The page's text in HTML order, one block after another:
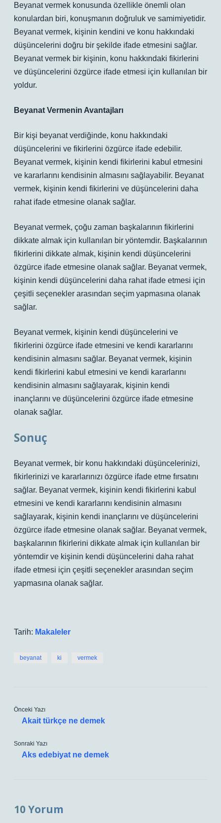
Beyanat vermek konusunda özellikle önemli olan
konulardan biri, konuşmanın doğruluk ve samimiyetidir.
Beyanat vermek, kişinin kendini ve konu hakkındaki
düşüncelerini doğru bir şekilde ifade etmesini sağlar.
Beyanat vermek bir kişinin, konu hakkındaki fikirlerini
ve düşüncelerini özgürce ifade etmesi için kullanılan bir
yoldur.
Beyanat Vermenin Avantajları
Bir kişi beyanat verdiğinde, konu hakkındaki
düşüncelerini ve fikirlerini özgürce ifade edebilir.
Beyanat vermek, kişinin kendi fikirlerini kabul etmesini
ve kararlarını kendisinin almasını sağlayabilir. Beyanat
vermek, kişinin kendi fikirlerini ve düşüncelerini daha
rahat ifade etmesine olanak sağlar.
Beyanat vermek, çoğu zaman başkalarının fikirlerini
dikkate almak için kullanılan bir yöntemdir. Başkalarının
fikirlerini dikkate almak, kişinin kendi düşüncelerini
özgürce ifade etmesine olanak sağlar. Beyanat vermek,
kişinin kendi düşüncelerini daha rahat ifade etmesi için
çeşitli seçenekler arasından seçim yapmasına olanak
sağlar.
Beyanat vermek, kişinin kendi düşüncelerini ve
fikirlerini özgürce ifade etmesini ve kendi kararlarını
kendisinin almasını sağlar. Beyanat vermek, kişinin
kendi fikirlerini kabul etmesini ve kendi kararlarını
kendisinin almasını sağlayarak, kişinin kendi
inançlarını ve düşüncelerini özgürce ifade etmesine
olanak sağlar.
Sonuç
Beyanat vermek, bir konu hakkındaki düşüncelerinizi,
fikirlerinizi ve kararlarınızı özgürce ifade etme fırsatını
sağlar. Beyanat vermek, kişinin kendi fikirlerini kabul
etmesini ve kendi kararlarını kendisinin almasını
sağlayarak, kişinin kendi inançlarını ve düşüncelerini
özgürce ifade etmesine olanak sağlar. Beyanat vermek,
başkalarının fikirlerini dikkate almak için kullanılan bir
yöntemdir ve kişinin kendi düşüncelerini daha rahat
ifade etmesi için çeşitli seçenekler arasından seçim
yapmasına olanak sağlar.
Tarih: Makaleler
beyanat ki vermek
Önceki Yazı
Akait türkçe ne demek
Sonraki Yazı
Aks edebiyat ne demek
10 Yorum